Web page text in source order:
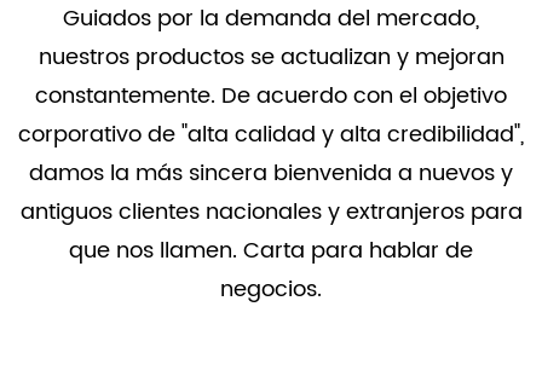
Guiados por la demanda del mercado,
nuestros productos se actualizan y mejoran
constantemente. De acuerdo con el objetivo
corporativo de "alta calidad y alta credibilidad",
damos la más sincera bienvenida a nuevos y
antiguos clientes nacionales y extranjeros para
que nos llamen. Carta para hablar de
negocios.